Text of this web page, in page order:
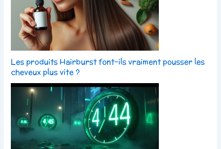
Les produits Hairburst font-ils vraiment pousser les
cheveux plus vite ?